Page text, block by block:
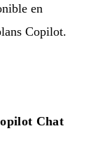
en
Copilot.
Chat